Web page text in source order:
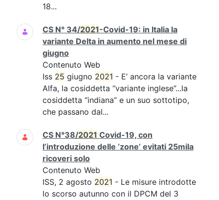
18...
CS N° 34/2021-Covid-19: in Italia la
variante Delta in aumento nel mese di
giugno
Contenuto Web
Iss 25 giugno 2021 - E’ ancora la variante
Alfa, la cosiddetta “variante inglese”...la
cosiddetta “indiana” e un suo sottotipo,
che passano dal...
CS N°38/2021 Covid-19, con
l’introduzione delle ‘zone’ evitati 25mila
ricoveri solo
Contenuto Web
ISS, 2 agosto 2021 - Le misure introdotte
lo scorso autunno con il DPCM del 3